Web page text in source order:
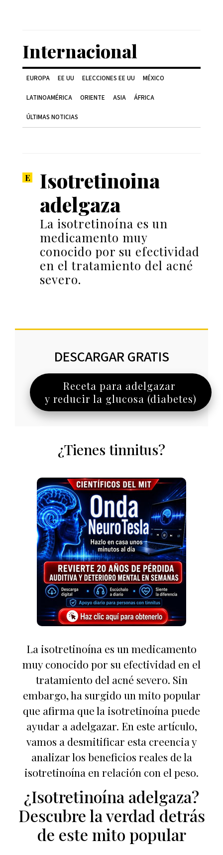
Internacional
EUROPA EE UU ELECCIONES EE UU MÉXICO
LATINOAMÉRICA ORIENTE ASIA ÁFRICA
ÚLTIMAS NOTICIAS
Isotretinoina
adelgaza
La isotretinoína es un
medicamento muy
conocido por su efectividad
en el tratamiento del acné
severo.
DESCARGAR GRATIS
Receta para adelgazar
y reducir la glucosa (diabetes)
¿Tienes tinnitus?
La isotretinoína es un medicamento
muy conocido por su efectividad en el
tratamiento del acné severo. Sin
embargo, ha surgido un mito popular
que afirma que la isotretinoína puede
ayudar a adelgazar. En este artículo,
vamos a desmitificar esta creencia y
analizar los beneficios reales de la
isotretinoína en relación con el peso.
¿Isotretinoína adelgaza?
Descubre la verdad detrás
de este mito popular